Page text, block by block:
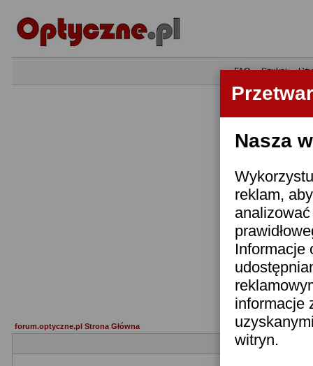
Nasza
reklam,
Informacje
informacje
witryn.
•FAQ•Szukaj•
forum.optyczne.pl Strona Główna